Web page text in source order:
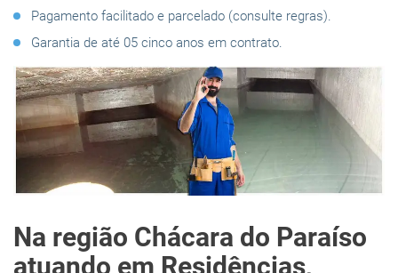
Pagamento facilitado e parcelado (consulte regras).
Garantia de até 05 cinco anos em contrato.
Na região Chácara do Paraíso
atuando em Residências,